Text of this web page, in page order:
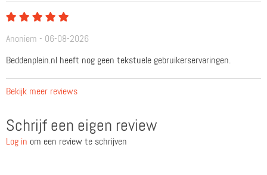
Anoniem - 06-08-2026
Beddenplein.nl heeft nog geen tekstuele gebruikerservaringen.
Bekijk meer reviews
Schrijf een eigen review
Log in om een review te schrijven